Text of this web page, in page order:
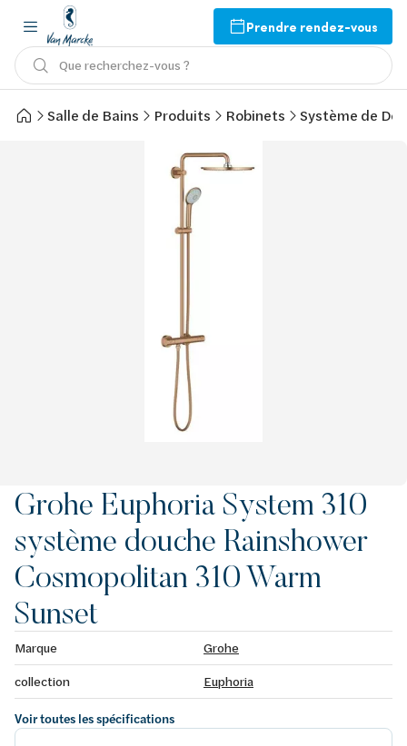
Prendre rendez-vous
Que recherchez-vous ?
Salle de Bains Produits Robinets Système de
Grohe Euphoria System 310
système douche Rainshower
Cosmopolitan 310 Warm
Sunset
Marque
Grohe
collection
Euphoria
Voir toutes les spécifications